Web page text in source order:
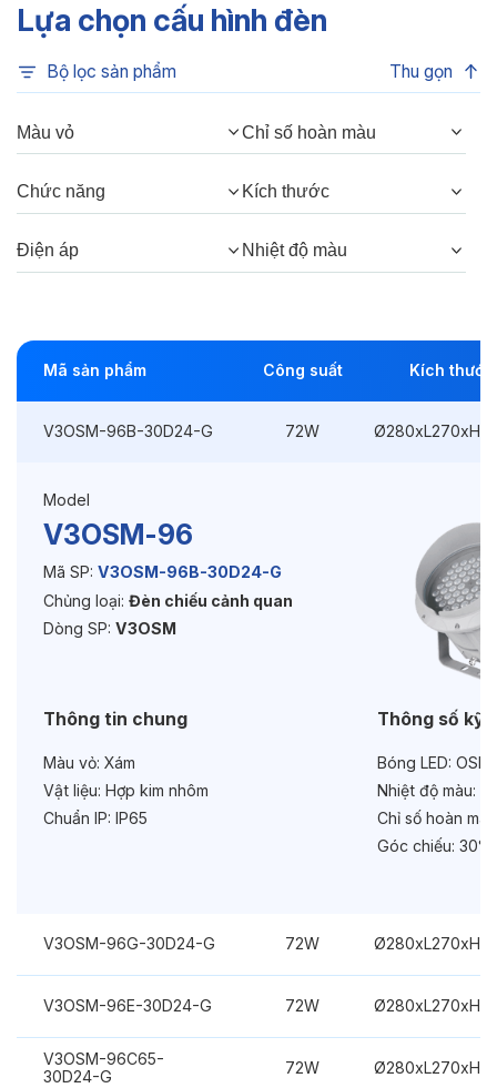
Chỉ số hoàn màu: CRI>80
Quang thông:8160lm (C), 8160lm (N),
Thông số Điện & Lắp đặt
Kiểu lắp đặt:Ghim / Cắm
Kích thướcØ280xL270xH390mm
Độ bền & tùy chọn mở rộng
Tuổi thọ:>30000h
Chức năng:On/Off
Lựa chọn cấu hình đèn
Bộ lọc sản phẩm Thu gọn
Màu vỏ Chỉ số hoàn màu
Chức năng Kích thước
Điện áp Nhiệt độ màu
Mã sản phẩm Công suất Kích thước
V3OSM-96B-30D24-G 72W
Model
V3OSM-96
Mã SP: V3OSM-96B-30D24-G
Chủng loại: Đèn chiếu cảnh quan
Dòng SP: V3OSM
Thông tin chung
Màu vỏ: Xám
Vật liệu: Hợp kim nhôm
Chuẩn IP: IP65
Thông số kỹ
Bóng LED:
Nhiệt độ màu:
Chỉ số hoàn
Góc chiếu: 30°
V3OSM-96G-30D24-G 72W
V3OSM-96E-30D24-G 72W
V3OSM-96C65-
30D24-G
72W